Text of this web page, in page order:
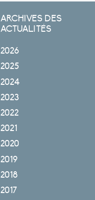
ARCHIVES DES
ACTUALITÉS
2026
2025
2024
2023
2022
2021
2020
2019
2018
2017